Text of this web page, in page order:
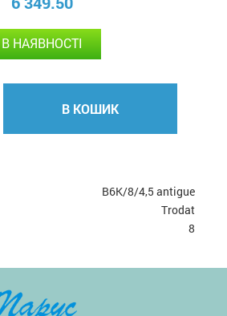
В НАЯВНОСТІ
В КОШИК
В6К/8/4,5 antigue
Trodat
8